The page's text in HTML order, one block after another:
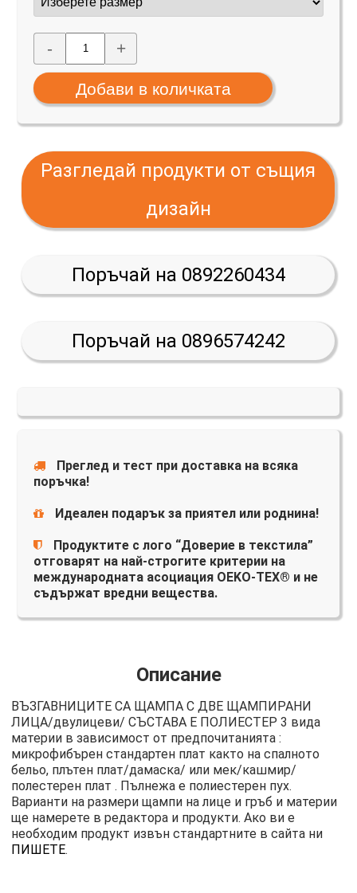
- +
Разгледай продукти от същия
дизайн
Поръчай на 0892260434
Поръчай на 0896574242
Преглед и тест при доставка на всяка
поръчка!
Идеален подарък за приятел или роднина!
Продуктите с лого “Доверие в текстила”
отговарят на най-строгите критерии на
международната асоциация OEKO-TEX® и не
съдържат вредни вещества.
Описание
ВЪЗГАВНИЦИТЕ СА ЩАМПА С ДВЕ ЩАМПИРАНИ
ЛИЦА/двулицеви/ СЪСТАВА Е ПОЛИЕСТЕР 3 вида
материи в зависимост от предпочитанията :
микрофибърен стандартен плат както на спалното
бельо, плътен плат/дамаска/ или мек/кашмир/
полестерен плат . Пълнежа е полиестерен пух.
Варианти на размери щампи на лице и гръб и материи
ще намерете в редактора и продукти. Ако ви е
необходим продукт извън стандартните в сайта ни
ПИШЕТЕ.